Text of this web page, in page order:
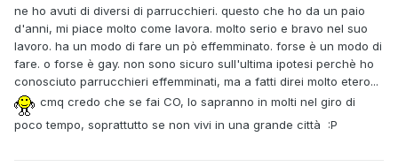
ne ho avuti di diversi di parrucchieri. questo che ho da un paio
d'anni, mi piace molto come lavora. molto serio e bravo nel suo
lavoro. ha un modo di fare un pò effemminato. forse è un modo di
fare. o forse è gay. non sono sicuro sull'ultima ipotesi perchè ho
conosciuto parrucchieri effemminati, ma a fatti direi molto etero...
cmq credo che se fai CO, lo sapranno in molti nel giro di
poco tempo, soprattutto se non vivi in una grande città :P